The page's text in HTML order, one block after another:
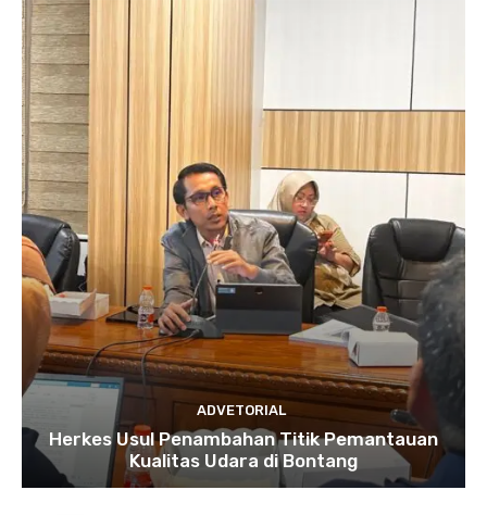
ADVETORIAL
Herkes Usul Penambahan Titik Pemantauan
Kualitas Udara di Bontang